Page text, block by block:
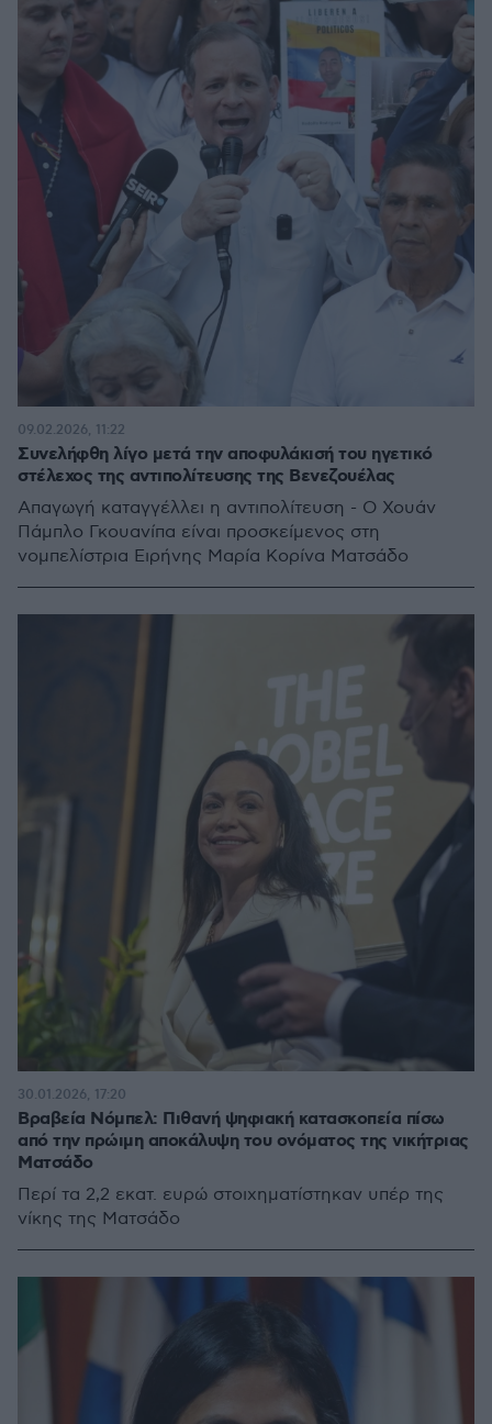
Συνελήφθη λίγο μετά την αποφυλάκισή του ηγετικό
στέλεχος της αντιπολίτευσης της Βενεζουέλας
Απαγωγή καταγγέλλει η αντιπολίτευση - Ο Χουάν
Πάμπλο Γκουανίπα είναι προσκείμενος στη
νομπελίστρια Ειρήνης Μαρία Κορίνα Ματσάδο
09.02.2026, 11:22
Βραβεία Νόμπελ: Πιθανή ψηφιακή κατασκοπεία πίσω
από την πρώιμη αποκάλυψη του ονόματος της νικήτριας
Ματσάδο
Περί τα 2,2 εκατ. ευρώ στοιχηματίστηκαν υπέρ της
νίκης της Ματσάδο
30.01.2026, 17:20